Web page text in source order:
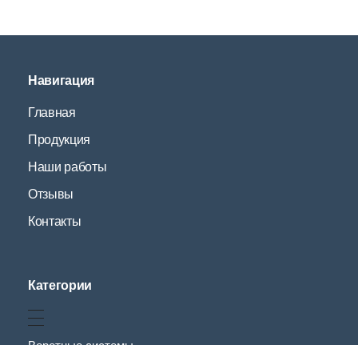
Навигация
Главная
Продукция
Наши работы
Отзывы
Контакты
Категории